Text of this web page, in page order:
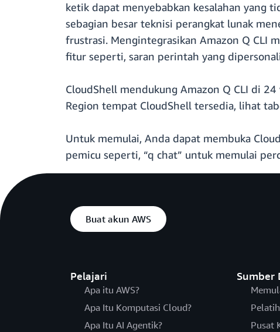
ketik dapat menyebabkan kesalahan yang
sebagian besar teknisi perangkat lunak
frustrasi. Mengintegrasikan Amazon Q CLI
fitur seperti, saran perintah yang
CloudShell mendukung Amazon Q CLI di
Region tempat CloudShell tersedia, lihat
Untuk memulai, Anda dapat membuka
pemicu seperti, “q chat” untuk memulai
Buat akun AWS
Pelajari
Apa itu AWS?
Apa Itu Komputasi Cloud?
Apa Itu AI Agentik?
Sumber
Pusat